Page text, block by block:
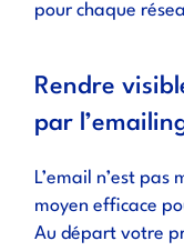
pour chaque
Rendre
par
L’email n’est pas
moyen efficace
Au départ votre